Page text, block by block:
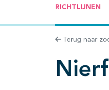
RICHTLIJNEN
Terug naar